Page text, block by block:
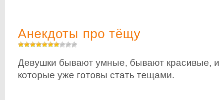
Анекдоты про тёщу
Девушки бывают умные, бывают красивые, и
которые уже готовы стать тещами.